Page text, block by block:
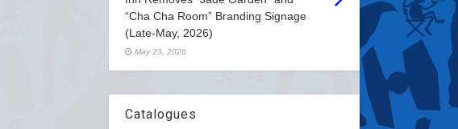
“Cha Cha Room” Branding Signage
(Late-May, 2026)
May 23, 2026
Catalogues